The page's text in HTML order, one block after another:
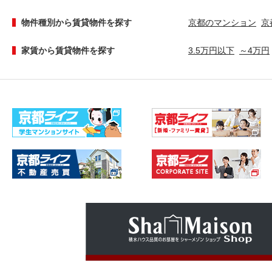
物件種別から賃貸物件を探す 京都のマンション 京
家賃から賃貸物件を探す 3.5万円以下 ～4万円